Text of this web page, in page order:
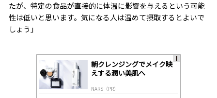
たが、特定の食品が直接的に体温に影響を与えるという可能
性は低いと思います。気になる人は温めて摂取するとよいで
しょう」
朝クレンジングでメイク映
えする潤い美肌へ
NARS（PR）